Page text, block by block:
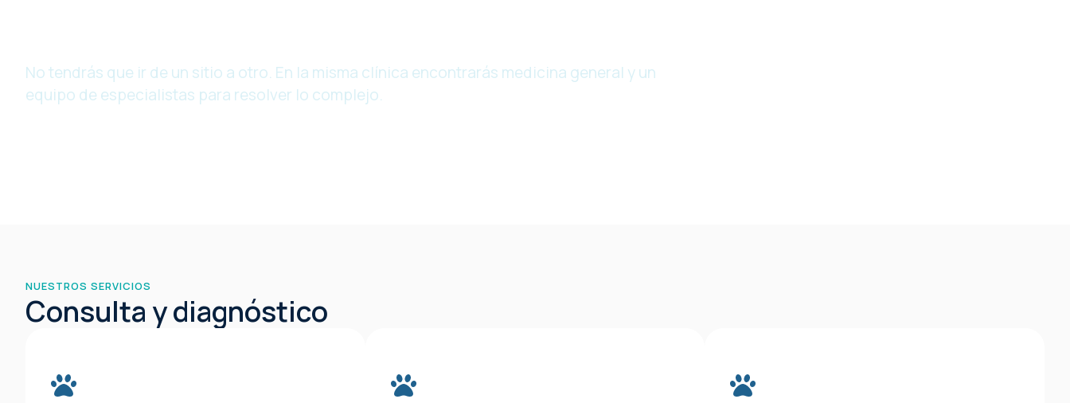
No tendrás que ir de un sitio a otro. En la misma clínica encontrarás medicina general y un
equipo de especialistas para resolver lo complejo.
NUESTROS SERVICIOS
Consulta y diagnóstico